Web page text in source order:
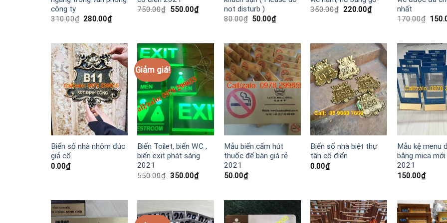
công ty
310.00₫ Giá
280.00₫Giá
280.00₫.
750.00₫ Giá
550.00₫Giá
not disturb )
80.00₫ Giá
50.00₫Giá
50.00₫.
350.00₫ Giá
220.00₫Giá
nhất
170.00₫ Giá
Biển số nhà nhôm đúc
giả cổ
0.00₫
Giảm giá!
Biển Toilet, biển WC ,
biển exit phát sáng
2021
550.00₫ Giá
350.00₫Giá
hiện
350.00₫.
Mẫu biển cấm hút
thuốc để bàn giá rẻ
2021
50.00₫
Biển số nhà biệt thự
tân cổ điển
0.00₫
Mẫu kệ menu
bằng mica
2021
150.00₫